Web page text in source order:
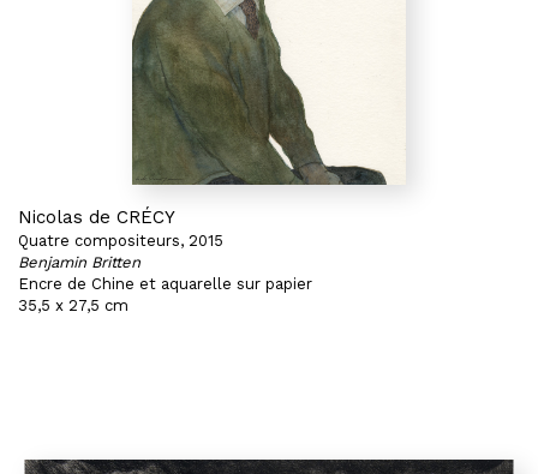
Nicolas de CRÉCY
Quatre compositeurs, 2015
Benjamin Britten
Encre de Chine et aquarelle sur papier
35,5 x 27,5 cm